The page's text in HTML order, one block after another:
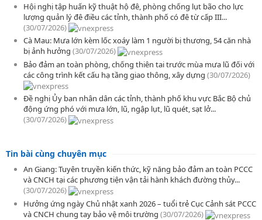
Hội nghị tập huấn kỹ thuật hộ đê, phòng chống lụt bão cho lực
lượng quản lý đê điều các tỉnh, thành phố có đê từ cấp III...
(30/07/2026)
Cà Mau: Mưa lớn kèm lốc xoáy làm 1 người bị thương, 54 căn nhà
bị ảnh hưởng (30/07/2026)
Bảo đảm an toàn phòng, chống thiên tai trước mùa mưa lũ đối với
các công trình kết cấu hạ tầng giao thông, xây dựng (30/07/2026)
Đề nghị Ủy ban nhân dân các tỉnh, thành phố khu vực Bắc Bộ chủ
động ứng phó với mưa lớn, lũ, ngập lụt, lũ quét, sạt lở...
(30/07/2026)
Tin bài cùng chuyên mục
An Giang: Tuyên truyền kiến thức, kỹ năng bảo đảm an toàn PCCC
và CNCH tại các phương tiện vận tải hành khách đường thủy...
(30/07/2026)
Hưởng ứng ngày Chủ nhật xanh 2026 – tuổi trẻ Cục Cảnh sát PCCC
và CNCH chung tay bảo vệ môi trường (30/07/2026)